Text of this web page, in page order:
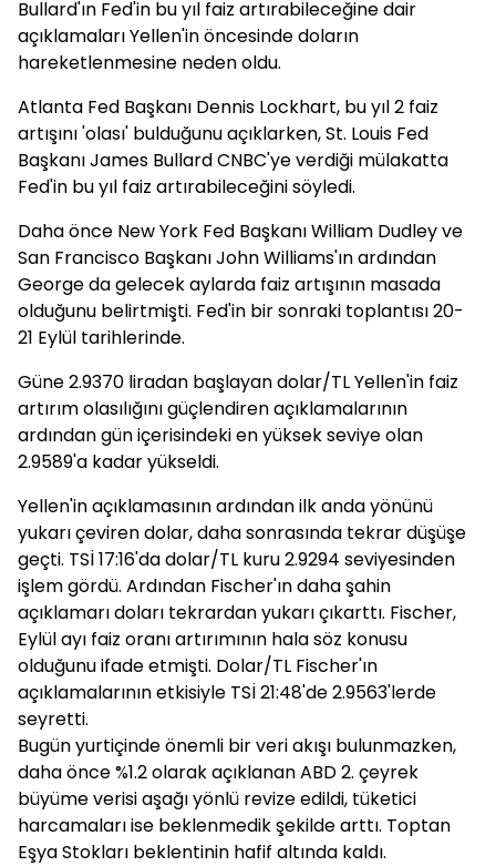
Bullard'ın Fed'in bu yıl faiz artırabileceğine dair
açıklamaları Yellen'in öncesinde doların
hareketlenmesine neden oldu.
Atlanta Fed Başkanı Dennis Lockhart, bu yıl 2 faiz
artışını 'olası' bulduğunu açıklarken, St. Louis Fed
Başkanı James Bullard CNBC'ye verdiği mülakatta
Fed'in bu yıl faiz artırabileceğini söyledi.
Daha önce New York Fed Başkanı William Dudley ve
San Francisco Başkanı John Williams'ın ardından
George da gelecek aylarda faiz artışının masada
olduğunu belirtmişti. Fed'in bir sonraki toplantısı 20-
21 Eylül tarihlerinde.
Güne 2.9370 liradan başlayan dolar/TL Yellen'in faiz
artırım olasılığını güçlendiren açıklamalarının
ardından gün içerisindeki en yüksek seviye olan
2.9589'a kadar yükseldi.
Yellen'in açıklamasının ardından ilk anda yönünü
yukarı çeviren dolar, daha sonrasında tekrar düşüşe
geçti. TSİ 17:16'da dolar/TL kuru 2.9294 seviyesinden
işlem gördü. Ardından Fischer'ın daha şahin
açıklamarı doları tekrardan yukarı çıkarttı. Fischer,
Eylül ayı faiz oranı artırımının hala söz konusu
olduğunu ifade etmişti. Dolar/TL Fischer'ın
açıklamalarının etkisiyle TSİ 21:48'de 2.9563'lerde
seyretti.
Bugün yurtiçinde önemli bir veri akışı bulunmazken,
daha önce %1.2 olarak açıklanan ABD 2. çeyrek
büyüme verisi aşağı yönlü revize edildi, tüketici
harcamaları ise beklenmedik şekilde arttı. Toptan
Eşya Stokları beklentinin hafif altında kaldı.